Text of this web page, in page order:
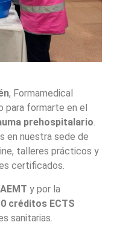
, Formamedical
formarte en el
prehospitalario.
en nuestra sede de
talleres prácticos y
certificados.
y por la
créditos ECTS
sanitarias.